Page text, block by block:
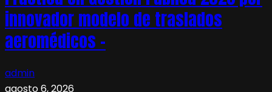
innovador modelo de traslados
aeromédicos –
admin
agosto 6, 2026